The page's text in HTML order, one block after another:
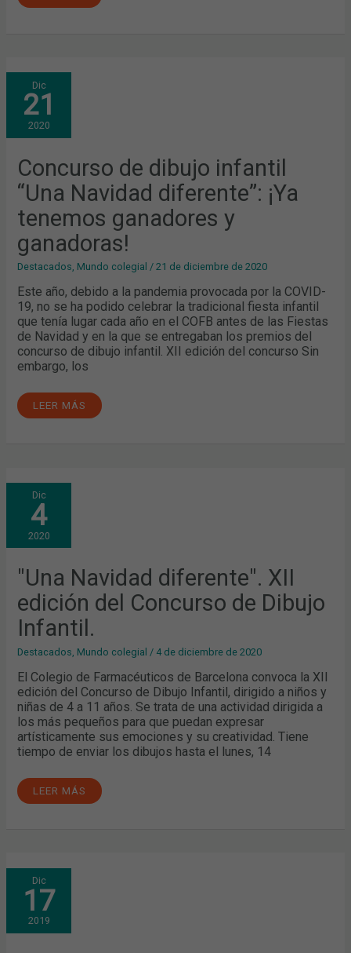
Dic
21
2020
Concurso de dibujo infantil
“Una Navidad diferente”: ¡Ya
tenemos ganadores y
ganadoras!
Destacados, Mundo colegial /21 de diciembre de 2020
Este año, debido a la pandemia provocada por la COVID-
19, no se ha podido celebrar la tradicional fiesta infantil
que tenía lugar cada año en el COFB antes de las Fiestas
de Navidad y en la que se entregaban los premios del
concurso de dibujo infantil. XII edición del concurso Sin
embargo, los
CONCURSO
DE
DIBUJO
INFANTIL
“UNA
NAVIDAD
DIFERENTE”:
GANADORES
Y
GANADORAS!
LEER MÁS
Dic
4
2020
"Una Navidad diferente". XII
edición del Concurso de Dibujo
Infantil.
Destacados, Mundo colegial / 4 de diciembre de 2020
El Colegio de Farmacéuticos de Barcelona convoca la XII
edición del Concurso de Dibujo Infantil, dirigido a niños y
niñas de 4 a 11 años. Se trata de una actividad dirigida a
los más pequeños para que puedan expresar
artísticamente sus emociones y su creatividad. Tiene
tiempo de enviar los dibujos hasta el lunes, 14
"UNA
NAVIDAD
DIFERENTE".
XII
EDICIÓN
DEL
CONCURSO
DIBUJO
INFANTIL.
LEER MÁS
Dic
17
2019
LA
FIESTA
INFANTIL
LLENA
DE
CANCIONES
Y